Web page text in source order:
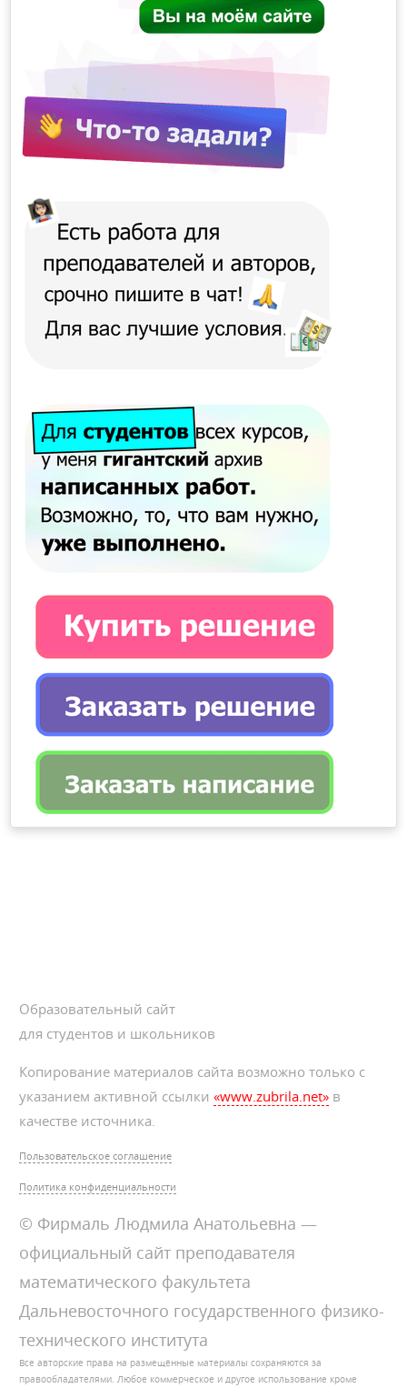
Образовательный сайт
для студентов и школьников
Копирование материалов сайта возможно только с
указанием активной ссылки«www.zubrila.net» в
качестве источника.
Пользовательское соглашение
Политика конфиденциальности
© Фирмаль Людмила Анатольевна —
официальный сайт преподавателя
математического факультета
Дальневосточного государственного физико-
технического института
Все авторские права на размещённые материалы сохраняются за
правообладателями. Любое коммерческое и другое использование кроме